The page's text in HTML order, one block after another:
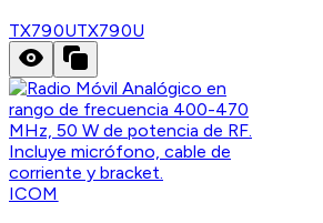
TX790UTX790U
ICOM